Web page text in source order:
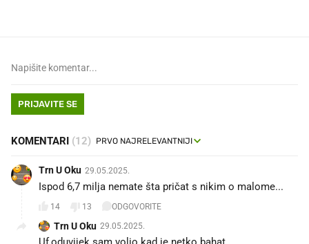
PRIJAVITE SE
KOMENTARI (12)
Trn U Oku 29.05.2025.
Ispod 6,7 milja nemate šta pričat s nikim o malome...
14 13 ODGOVORITE
Trn U Oku 29.05.2025.